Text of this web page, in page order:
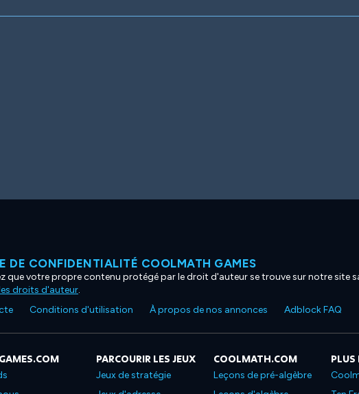
DE CONFIDENTIALITÉ COOLMATH GAMES
que votre propre contenu protégé par le droit d'auteur se trouve sur notre site
droits d'auteur.
Conditions d'utilisation À propos de nos annonces Adblock FAQ
PARCOURIR LES JEUX
Jeux de stratégie
COOLMATH.COM
Leçons de pré-algèbre
PLUS